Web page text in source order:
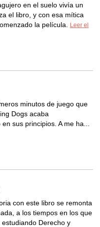
en el suelo vivía un
el libro, y con esa mítica
la película.
Leer el
minutos de juego que
Dogs acaba
sus principios. A me ha...
con este libro se remonta
a los tiempos en los que
estudiando Derecho y